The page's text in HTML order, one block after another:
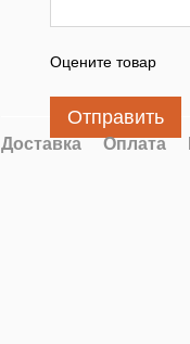
Оцените товар
Отправить
Доставка Оплата